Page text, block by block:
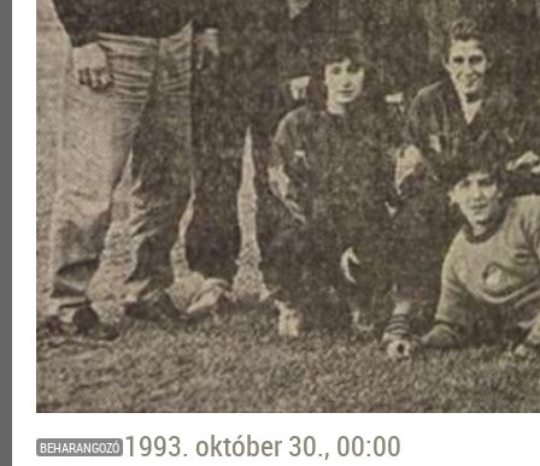
BEHARANGOZÓ 1993. október 30., 00:00